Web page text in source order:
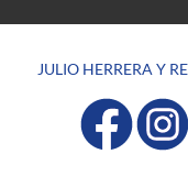
JULIO HERRERA Y